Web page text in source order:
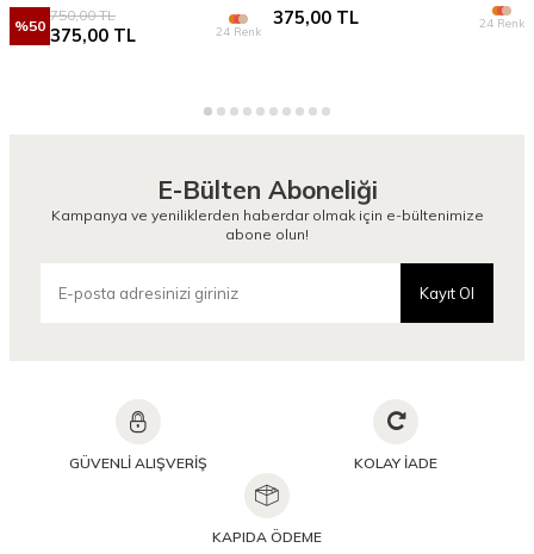
%50
750,00TL
375,00 TL 24 Renk
375,00 TL 24 Renk
E-Bülten Aboneliği
Kampanya ve yeniliklerden haberdar olmak için e-bültenimize
abone olun!
Kayıt Ol
GÜVENLİ ALIŞVERİŞ KOLAY İADE
KAPIDA ÖDEME